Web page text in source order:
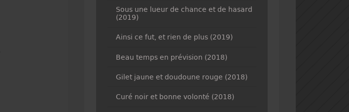
Sous une lueur de chance et de hasard
(2019)
Ainsi ce fut, et rien de plus (2019)
Beau temps en prévision (2018)
Gilet jaune et doudoune rouge (2018)
Curé noir et bonne volonté (2018)